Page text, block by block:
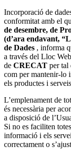
Incorporació de
conformitat amb el
de desembre, de
(d’ara endavant,
de Dades , informa
a través del Lloc
de CRECAT per tal
com per mantenir-lo
els productes i
L’emplenament de
és necessària per
a disposició de
Si no es faciliten
informació i els
correctament o